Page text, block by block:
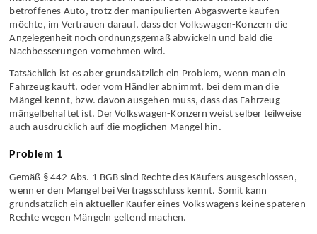
nicht geliefert wurde, oder in denen der Kunde vielleicht ein
betroffenes Auto, trotz der manipulierten Abgaswerte kaufen
möchte, im Vertrauen darauf, dass der Volkswagen-Konzern die
Angelegenheit noch ordnungsgemäß abwickeln und bald die
Tatsächlich ist es aber grundsätzlich ein Problem, wenn man ein
Fahrzeug kauft, oder vom Händler abnimmt, bei dem man die
Mängel kennt, bzw. davon ausgehen muss, dass das Fahrzeug
mängelbehaftet ist. Der Volkswagen-Konzern weist selber teilweise
Gemäß § 442 Abs. 1 BGB sind Rechte des Käufers ausgeschlossen,
wenn er den Mangel bei Vertragsschluss kennt. Somit kann
grundsätzlich ein aktueller Käufer eines Volkswagens keine späteren